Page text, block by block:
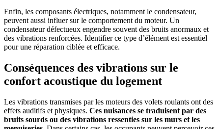
Enfin, les composants électriques, notamment le condensateur,
peuvent aussi influer sur le comportement du moteur. Un
condensateur défectueux engendre souvent des bruits anormaux et
des vibrations renforcées. Identifier ce type d’élément est essentiel
pour une réparation ciblée et efficace.
Conséquences des vibrations sur le
confort acoustique du logement
Les vibrations transmises par les moteurs des volets roulants ont des
effets auditifs et physiques. Ces nuisances se traduisent par des
bruits sourds ou des vibrations ressenties sur les murs et les